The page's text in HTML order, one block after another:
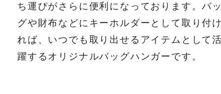
ち運びがさらに便利になっております。バ
グや財布などにキーホルダーとして取り付
れば、いつでも取り出せるアイテムとして
躍するオリジナルバッグハンガーです。